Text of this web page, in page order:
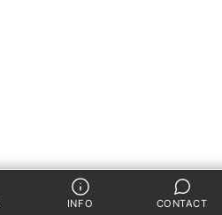
INFO CONTACT